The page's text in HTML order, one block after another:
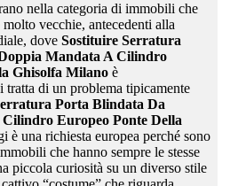
nella categoria di immobili che
vecchie, antecedenti alla
dove Sostituire Serratura
Mandata A Cilindro
Ghisolfa Milanoè
tratta di un problema tipicamente
Porta Blindata Da
Europeo Ponte Della
è una richiesta europea perché sono
che hanno sempre le stesse
piccola curiosità su un diverso stile